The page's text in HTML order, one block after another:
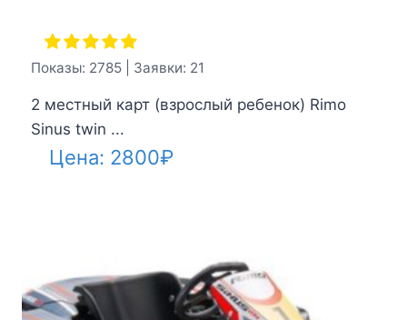
Показы: 2785 | Заявки: 21
2 местный карт (взрослый ребенок) Rimo
Sinus twin ...
Цена: 2800₽